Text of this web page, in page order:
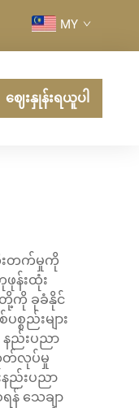
MY
ဈေးနှုန်းရယူပါ
းတက်မှုကို
န်းထုံး
တို့ကို ခုခံနိုင်
စည်းများ
နည်းပညာ
ထုတ်လုပ်မှု
နည်းပညာ
န် သေချာ